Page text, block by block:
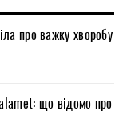
про важку хворобу
що відомо про